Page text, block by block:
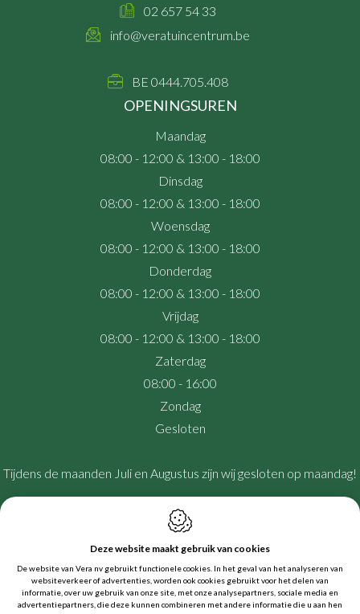
02 657 54 33
info@veratuincentrum.be
BE 0444.705.408
OPENINGSUREN
Maandag
08:00 - 12:00 & 13:00 - 18:00
Dinsdag
08:00 - 12:00 & 13:00 - 18:00
Woensdag
08:00 - 12:00 & 13:00 - 18:00
Donderdag
08:00 - 12:00 & 13:00 - 18:00
Vrijdag
08:00 - 12:00 & 13:00 - 18:00
Zaterdag
08:00 - 16:00
Zondag
Gesloten
Tijdens de maanden Juli en Augustus zijn wij gesloten op maandag!
Algemene verkoopsvoorwaarden
Sitemap
Privacy policy
Deze website maakt gebruik van cookies
De website van Vera nv gebruikt functionele cookies. In het geval van het analyseren van
websiteverkeer of advertenties, worden ook cookies gebruikt voor het delen van
informatie, over uw gebruik van onze site, met onze analysepartners, sociale media en
advertentiepartners, die deze kunnen combineren met andere informatie die u aan hen